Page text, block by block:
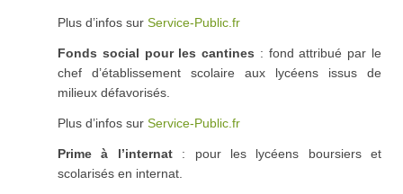
Plus d’infos sur Service-Public.fr
Fonds social pour les cantines : fond attribué par le
chef d’établissement scolaire aux lycéens issus de
milieux défavorisés.
Plus d’infos sur Service-Public.fr
Prime à l’internat: pour les lycéens boursiers et
scolarisés en internat.